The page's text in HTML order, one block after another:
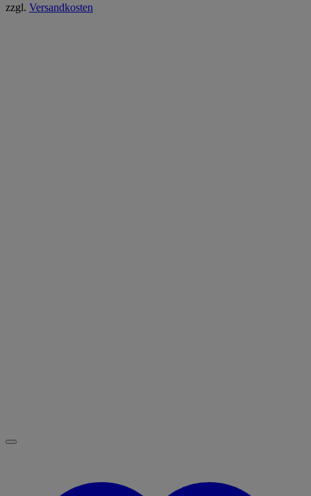
zzgl. Versandkosten